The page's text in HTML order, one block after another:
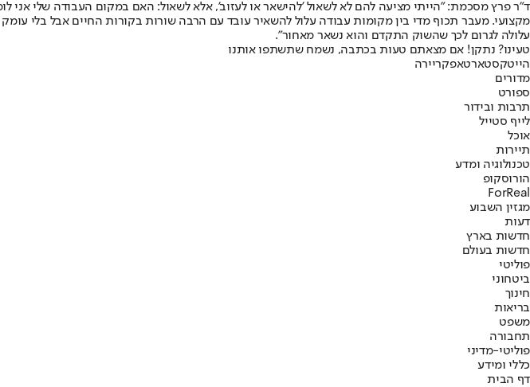
ד"ר פרץ מסכמת: "הייתי מציעה להם לא לשאול 'להישאר או לעזוב', אלא לשאול: האם במקום העבודה שלי אני
מקצועי. מעבר תכוף מדי בין מקומות עבודה עלול להשאיר עובד עם הרבה שורות בקורות החיים אבל בלי
עלולה לגרום לכך שהשוק התקדם והוא נשאר מאחור".
טעינו? נתקן! אם מצאתם טעות בכתבה, נשמח שתשתפו אותנו
הייטקסטארטאפקריירה
מדורים
ספורט
תרבות ובידור
לייף סטייל
אוכל
תיירות
טכנולוגיה ומדע
הורוסקופ
ForReal
מגזין השבוע
דעות
חדשות בארץ
חדשות בעולם
פוליטי
ביטחוני
חינוך
בריאות
משפט
תחבורה
פוליטי-מדיני
כללי ומידע
דף הבית